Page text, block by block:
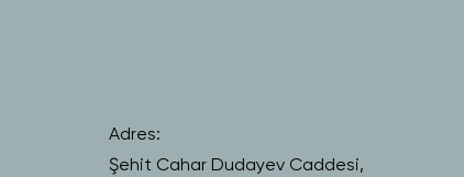
Adres:
Şehit Cahar Dudayev Caddesi,